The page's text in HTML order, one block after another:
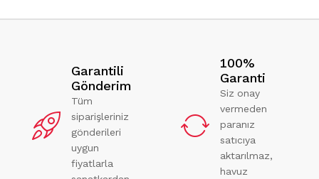
Garantili
Gönderim
Tüm
siparişleriniz
gönderileri
uygun
fiyatlarla
100%
Garanti
Siz onay
vermeden
paranız
satıcıya
aktarılmaz,
havuz